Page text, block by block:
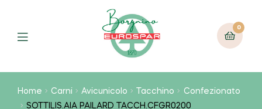
0
Home Carni Avicunicolo Tacchino
Confezionato
SOTTILIS.AIA PAILARD TACCH.CFGR0200